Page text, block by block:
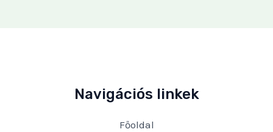
Navigációs linkek
Főoldal